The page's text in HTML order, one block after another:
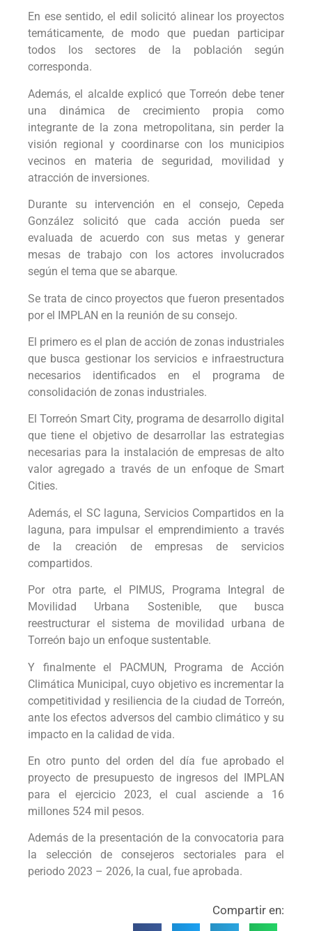
En ese sentido, el edil solicitó alinear los proyectos
temáticamente, de modo que puedan participar
todos los sectores de la población según
corresponda.
Además, el alcalde explicó que Torreón debe tener
una dinámica de crecimiento propia como
integrante de la zona metropolitana, sin perder la
visión regional y coordinarse con los municipios
vecinos en materia de seguridad, movilidad y
atracción de inversiones.
Durante su intervención en el consejo, Cepeda
González solicitó que cada acción pueda ser
evaluada de acuerdo con sus metas y generar
mesas de trabajo con los actores involucrados
según el tema que se abarque.
Se trata de cinco proyectos que fueron presentados
por el IMPLAN en la reunión de su consejo.
El primero es el plan de acción de zonas industriales
que busca gestionar los servicios e infraestructura
necesarios identificados en el programa de
consolidación de zonas industriales.
El Torreón Smart City, programa de desarrollo digital
que tiene el objetivo de desarrollar las estrategias
necesarias para la instalación de empresas de alto
valor agregado a través de un enfoque de Smart
Cities.
Además, el SC laguna, Servicios Compartidos en la
laguna, para impulsar el emprendimiento a través
de la creación de empresas de servicios
compartidos.
Por otra parte, el PIMUS, Programa Integral de
Movilidad Urbana Sostenible, que busca
reestructurar el sistema de movilidad urbana de
Torreón bajo un enfoque sustentable.
Y finalmente el PACMUN, Programa de Acción
Climática Municipal, cuyo objetivo es incrementar la
competitividad y resiliencia de la ciudad de Torreón,
ante los efectos adversos del cambio climático y su
impacto en la calidad de vida.
En otro punto del orden del día fue aprobado el
proyecto de presupuesto de ingresos del IMPLAN
para el ejercicio 2023, el cual asciende a 16
millones 524 mil pesos.
Además de la presentación de la convocatoria para
la selección de consejeros sectoriales para el
periodo 2023 – 2026, la cual, fue aprobada.
Compartir en: